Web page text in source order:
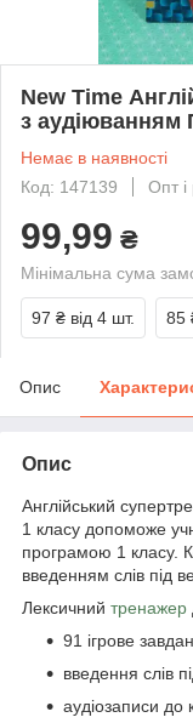
New Time
з аудіюванням
Немає в наявності
Код: 147139
Опт і
99,99 ₴
Мінімальна сума
97 ₴ від 4 шт. 85
Опис
Опис
Англійський
1 класу допоможе
програмою 1 класу.
введенням слів під
Лексичний тренажер
91 ігрове
введення слів
аудіозаписи до